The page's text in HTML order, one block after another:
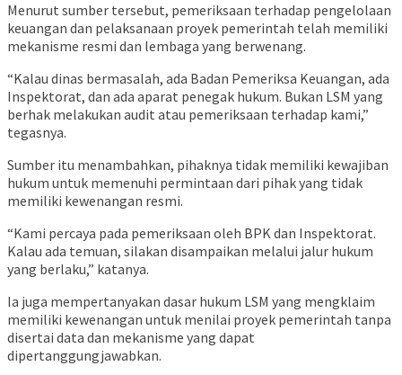
Menurut sumber tersebut, pemeriksaan terhadap pengelolaan
keuangan dan pelaksanaan proyek pemerintah telah memiliki
mekanisme resmi dan lembaga yang berwenang.
“Kalau dinas bermasalah, ada Badan Pemeriksa Keuangan, ada
Inspektorat, dan ada aparat penegak hukum. Bukan LSM yang
berhak melakukan audit atau pemeriksaan terhadap kami,”
tegasnya.
Sumber itu menambahkan, pihaknya tidak memiliki kewajiban
hukum untuk memenuhi permintaan dari pihak yang tidak
memiliki kewenangan resmi.
“Kami percaya pada pemeriksaan oleh BPK dan Inspektorat.
Kalau ada temuan, silakan disampaikan melalui jalur hukum
yang berlaku,” katanya.
Ia juga mempertanyakan dasar hukum LSM yang mengklaim
memiliki kewenangan untuk menilai proyek pemerintah tanpa
disertai data dan mekanisme yang dapat
dipertanggungjawabkan.